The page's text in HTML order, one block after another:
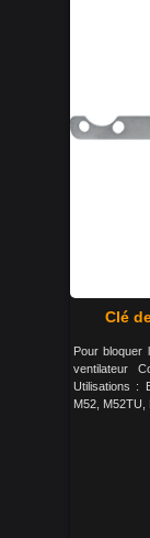
Clé
Pour bloquer
ventilateur
Utilisations :
M52, M52TU,